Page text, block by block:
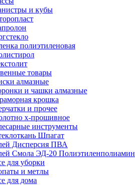
и кубы
полиэтиленовая
товары
алмазные
и чашки алмазные
крошка
и прочее
х-прошивное
инструменты
Шпагат
Дисперсия ПВА
Смола ЭД-20 Полиэтиленполиамин
для уборки
и метлы
для дома